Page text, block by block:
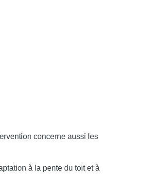
concerne aussi les
à la pente du toit et à